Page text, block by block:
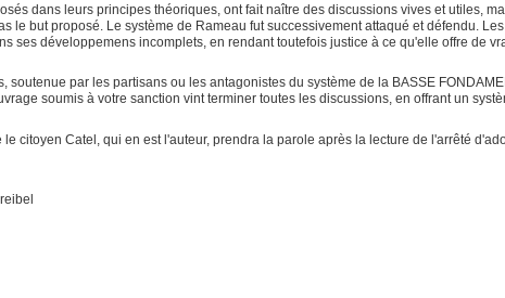
dans leurs principes théoriques, ont fait naître des discussions vives et utiles,
le but proposé. Le système de Rameau fut successivement attaqué et défendu.
ses développemens incomplets, en rendant toutefois justice à ce qu'elle offre de
soutenue par les partisans ou les antagonistes du système de la BASSE
soumis à votre sanction vint terminer toutes les discussions, en offrant un
citoyen Catel, qui en est l'auteur, prendra la parole après la lecture de l'arrêté